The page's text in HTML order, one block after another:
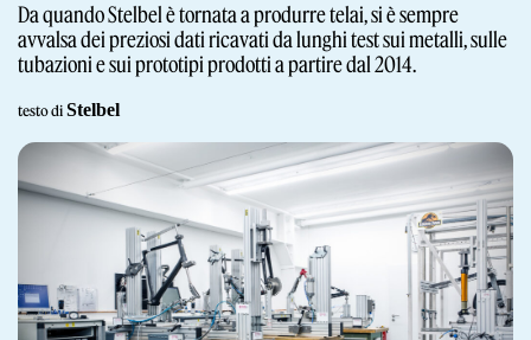
Il Marchio
Giornale
Da quando Stelbel è tornata a produrre telai, si è sempre
avvalsa dei preziosi dati ricavati da lunghi test sui metalli, sulle
tubazioni e sui prototipi prodotti a partire dal 2014.
testo di Stelbel